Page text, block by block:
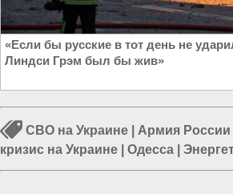
«Если бы русские в тот день не
Линдси Грэм был бы жив»
СВО на Украине Армия России
кризис на Украине
Одесса
ПВО Украины|Армия Украины